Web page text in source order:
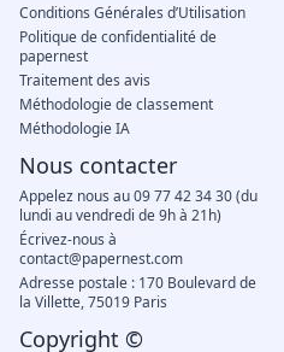
Conditions Générales d’Utilisation
Politique de confidentialité de
papernest
Traitement des avis
Méthodologie de classement
Méthodologie IA
Nous contacter
Appelez nous au 09 77 42 34 30 (du
lundi au vendredi de 9h à 21h)
Écrivez-nous à
contact@papernest.com
Adresse postale : 170 Boulevard de
la Villette, 75019 Paris
Copyright ©